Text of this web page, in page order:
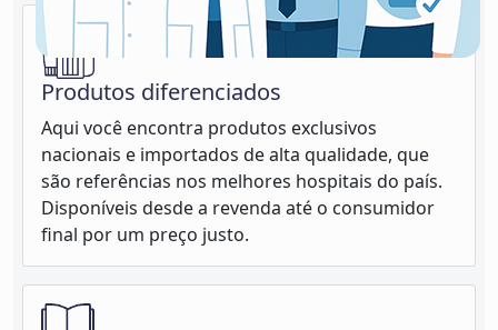
Produtos diferenciados
Aqui você encontra produtos exclusivos
nacionais e importados de alta qualidade, que
são referências nos melhores hospitais do país.
Disponíveis desde a revenda até o consumidor
final por um preço justo.